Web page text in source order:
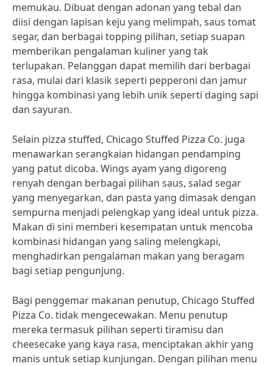
memukau. Dibuat dengan adonan yang tebal dan
diisi dengan lapisan keju yang melimpah, saus tomat
segar, dan berbagai topping pilihan, setiap suapan
memberikan pengalaman kuliner yang tak
terlupakan. Pelanggan dapat memilih dari berbagai
rasa, mulai dari klasik seperti pepperoni dan jamur
hingga kombinasi yang lebih unik seperti daging sapi
dan sayuran.
Selain pizza stuffed, Chicago Stuffed Pizza Co. juga
menawarkan serangkaian hidangan pendamping
yang patut dicoba. Wings ayam yang digoreng
renyah dengan berbagai pilihan saus, salad segar
yang menyegarkan, dan pasta yang dimasak dengan
sempurna menjadi pelengkap yang ideal untuk pizza.
Makan di sini memberi kesempatan untuk mencoba
kombinasi hidangan yang saling melengkapi,
menghadirkan pengalaman makan yang beragam
bagi setiap pengunjung.
Bagi penggemar makanan penutup, Chicago Stuffed
Pizza Co. tidak mengecewakan. Menu penutup
mereka termasuk pilihan seperti tiramisu dan
cheesecake yang kaya rasa, menciptakan akhir yang
manis untuk setiap kunjungan. Dengan pilihan menu